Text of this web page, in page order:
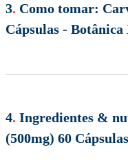
3. Como tomar:
Cápsulas - Botânica
4. Ingredientes &
(500mg) 60